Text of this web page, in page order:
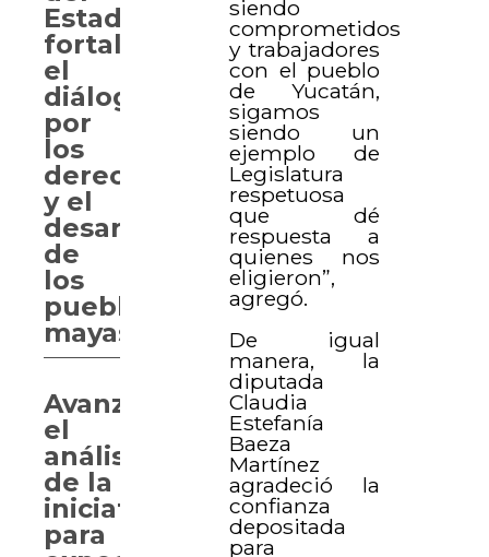
siendo
comprometidos
y trabajadores
con el pueblo
de Yucatán,
sigamos
siendo un
ejemplo de
Legislatura
respetuosa
que dé
respuesta a
quienes nos
eligieron”,
agregó.
De igual
manera, la
diputada
Claudia
Estefanía
Baeza
Martínez
agradeció la
confianza
depositada
para
Estado
fortalece
el
diálogo
por
los
derechos
y el
desarrollo
de
los
pueblos
mayas
Avanzan
el
análisis
de la
iniciativa
para